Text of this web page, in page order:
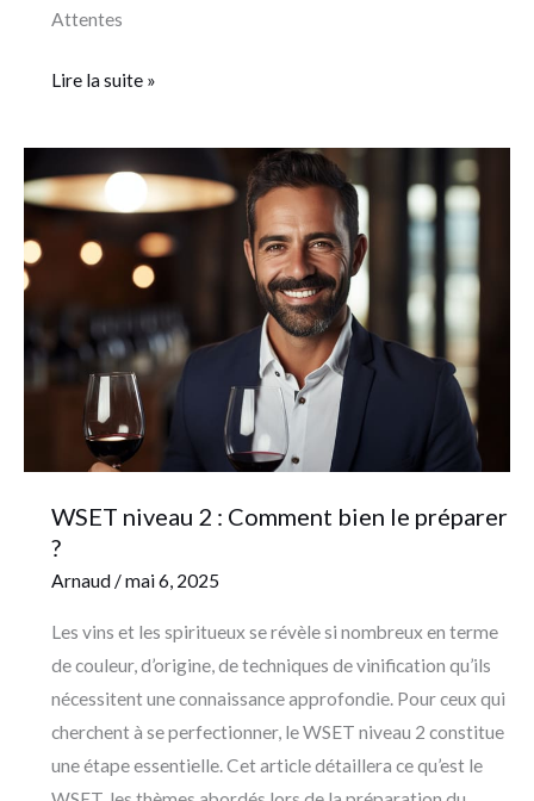
Attentes
Lire la suite »
WSET niveau 2 : Comment bien le préparer
?
Arnaud /mai 6, 2025
Les vins et les spiritueux se révèle si nombreux en terme
de couleur, d’origine, de techniques de vinification qu’ils
nécessitent une connaissance approfondie. Pour ceux qui
cherchent à se perfectionner, le WSET niveau 2 constitue
une étape essentielle. Cet article détaillera ce qu’est le
niveau
le
préparer